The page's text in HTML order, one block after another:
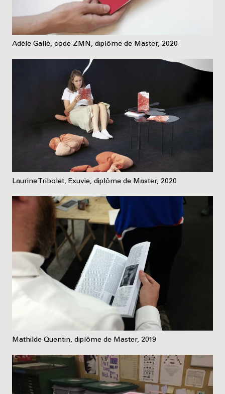
Adèle Gallé, code ZMN, diplôme de Master, 2020
Laurine Tribolet, Exuvie, diplôme de Master, 2020
Mathilde Quentin, diplôme de Master, 2019